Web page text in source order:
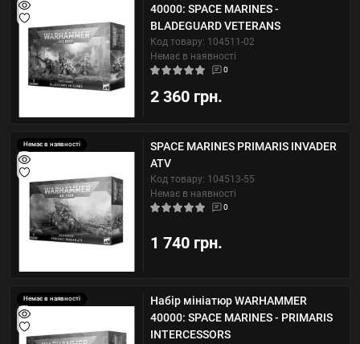
40000: SPACE MARINES -
BLADEGUARD VETERANS
Код товару: 104511-02
Немає в наявності
0
2 360 грн.
Немає в наявності
SPACE MARINES PRIMARIS INVADER
ATV
Код товару: 104513-55
Немає в наявності
0
1 740 грн.
Немає в наявності
Набір мініатюр WARHAMMER
40000: SPACE MARINES - PRIMARIS
INTERCESSORS